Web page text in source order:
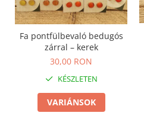
Fa pontfülbevaló bedugós
zárral – kerek
30,00 RON
KÉSZLETEN
VARIÁNSOK